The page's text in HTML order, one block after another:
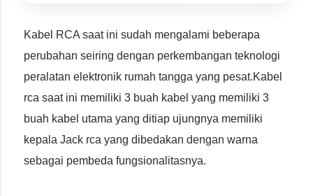
Kabel RCA saat ini sudah mengalami beberapa
perubahan seiring dengan perkembangan teknologi
peralatan elektronik rumah tangga yang pesat.Kabel
rca saat ini memiliki 3 buah kabel yang memiliki 3
buah kabel utama yang ditiap ujungnya memiliki
kepala Jack rca yang dibedakan dengan warna
sebagai pembeda fungsionalitasnya.